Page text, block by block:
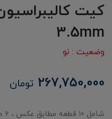
3.5mm
وضعیت : نو
267,750,000 تومان